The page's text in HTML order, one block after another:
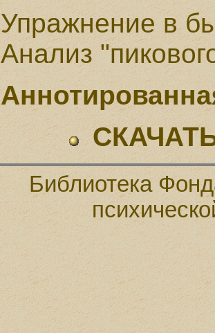
Упражнение в
Анализ
Библиотека